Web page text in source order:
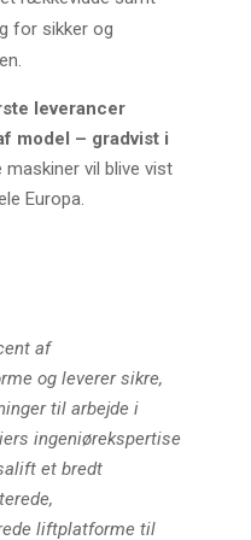
for sikker og
leverancer
model – gradvist i
vil blive vist
Europa.
af
og leverer sikre,
til arbejde i
ingeniørekspertise
et bredt
liftplatforme til